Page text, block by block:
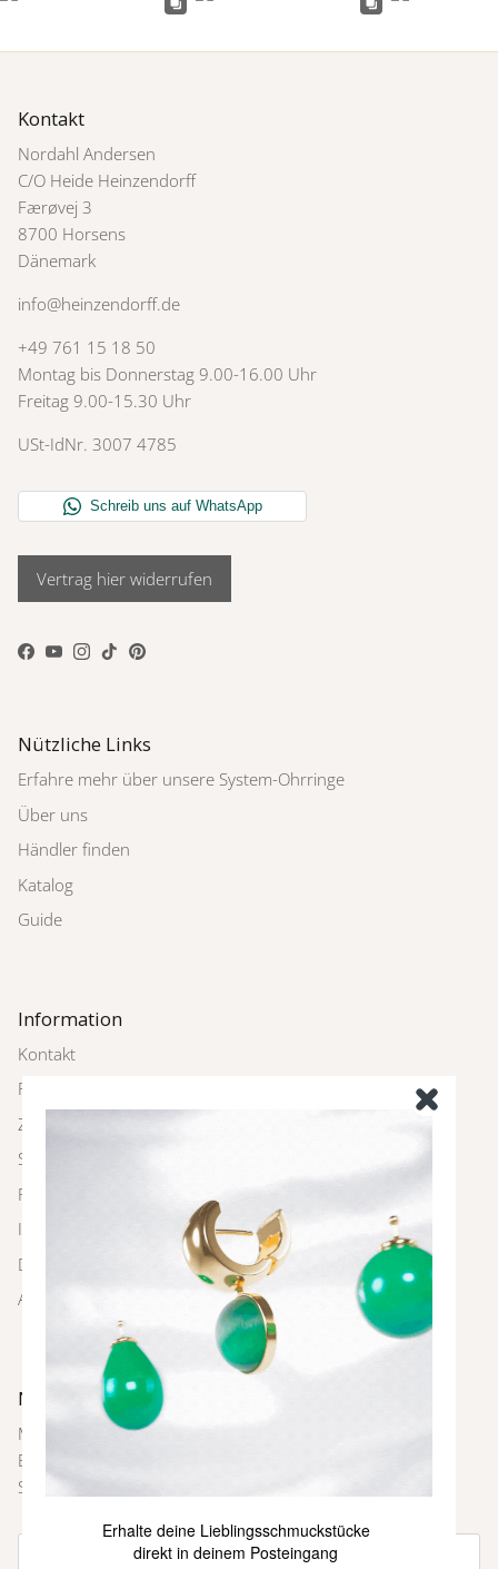
Kontakt
Nordahl Andersen
C/O Heide Heinzendorff
Færøvej 3
8700 Horsens
Dänemark
info@heinzendorff.de
+49 761 15 18 50
Montag bis Donnerstag 9.00-16.00 Uhr
Freitag 9.00-15.30 Uhr
USt-IdNr. 3007 4785
Vertrag hier widerrufen
Facebook
YouTube
Instagram
TikTokPinterest
Nützliche Links
Erfahre mehr über unsere System-Ohrringe
Über uns
Händler finden
Katalog
Guide
Information
Kontakt
Rückgabe
Zahlung und Versand
Schmuckpflege
FAQ
Impressum
Datenschutz
AGBs
Newsletter
Melde dich bei unserem Newsletter an und sei immer als
Erste über neue Farben und Kollektionen, Inspirationen,
Styling-Tipps und weitere Neuigkeiten informiert.
Erhalte deine Lieblingsschmuckstücke
direkt in deinem Posteingang